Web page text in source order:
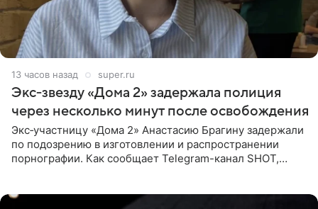
13 часов назад super.ru
Экс‑звезду «Дома 2» задержала полиция
через несколько минут после освобождения
Экс‑участницу «Дома 2» Анастасию Брагину задержали
по подозрению в изготовлении и распространении
порнографии. Как сообщает Telegram-канал SHOT,